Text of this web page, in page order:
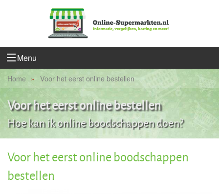
Menu
Home Voor het eerst online bestellen
Voor het eerst online bestellen
Hoe kan ik online boodschappen doen?
Voor het eerst online boodschappen
bestellen